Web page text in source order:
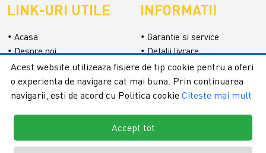
LINK-URI UTILE
Acasa
Despre noi
Categorii
Contact
Formular retur
INFORMATII
Garantie si service
Detalii livrare
Confidentialitate
Termeni si conditii
Acest website utilizeaza fisiere de tip cookie pentru a oferi
o experienta de navigare cat mai buna. Prin continuarea
navigarii, esti de acord cu Politica cookie Citeste mai mult
Accept tot